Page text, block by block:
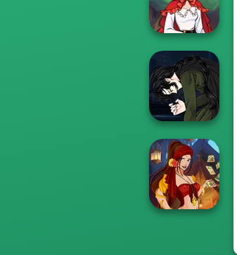
Medieval Woman
Little Red Riding
Hood
Manga Creator
Vampire Hunter
P...